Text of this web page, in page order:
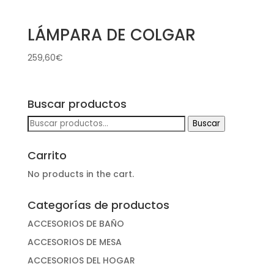
LÁMPARA DE COLGAR
259,60€
Buscar productos
Buscar
por:
Buscar
Carrito
No products in the cart.
Categorías de productos
ACCESORIOS DE BAÑO
ACCESORIOS DE MESA
ACCESORIOS DEL HOGAR